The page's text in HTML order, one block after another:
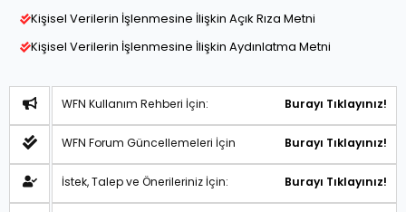
Kişisel Verilerin İşlenmesine İlişkin Açık Rıza Metni
Kişisel Verilerin İşlenmesine İlişkin Aydınlatma Metni
WFN Kullanım Rehberi İçin: Burayı Tıklayınız!
WFN Forum Güncellemeleri İçin Burayı Tıklayınız!
İstek, Talep ve Önerileriniz İçin: Burayı Tıklayınız!